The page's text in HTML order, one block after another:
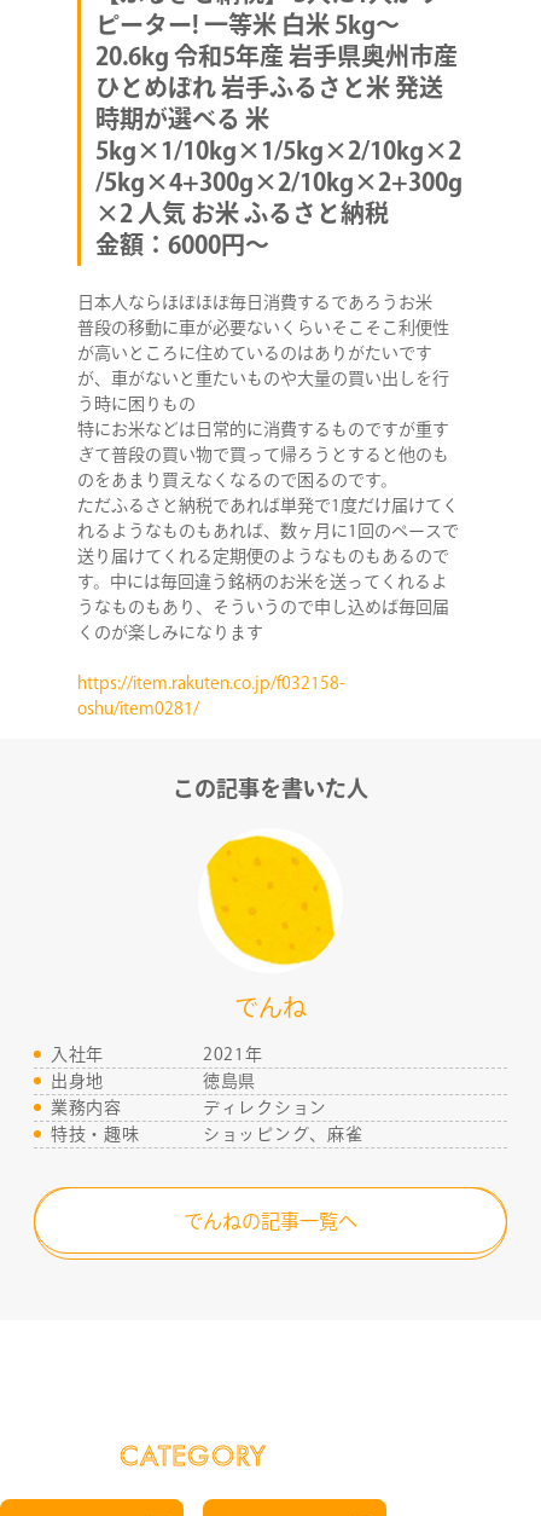
COMPANY
SERVICE
STAFF BLOG
NEWS
CONTACT
RECRUIT
ピーター! 一等米 白米 5kg～
20.6kg 令和5年産 岩手県奥州市産
ひとめぼれ 岩手ふるさと米 発送
時期が選べる 米
5kg×1/10kg×1/5kg×2/10kg×2
/5kg×4+300g×2/10kg×2+300g
×2 人気 お米 ふるさと納税
金額：6000円～
日本人ならほぼほぼ毎日消費するであろうお米
普段の移動に車が必要ないくらいそこそこ利便性
が高いところに住めているのはありがたいです
が、車がないと重たいものや大量の買い出しを行
う時に困りもの
特にお米などは日常的に消費するものですが重す
ぎて普段の買い物で買って帰ろうとすると他のも
のをあまり買えなくなるので困るのです。
ただふるさと納税であれば単発で1度だけ届けてく
れるようなものもあれば、数ヶ月に1回のペースで
送り届けてくれる定期便のようなものもあるので
す。中には毎回違う銘柄のお米を送ってくれるよ
うなものもあり、そういうので申し込めば毎回届
くのが楽しみになります
https://item.rakuten.co.jp/f032158-
oshu/item0281/
CATEGORY
この記事を書いた人
でんね
入社年
2021年
出身地
徳島県
業務内容
ディレクション
特技・趣味
ショッピング、麻雀
でんねの記事一覧へ